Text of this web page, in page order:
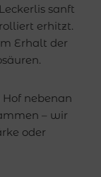
sanft
erhitzt.
Erhalt der
Hof nebenan
– wir
oder